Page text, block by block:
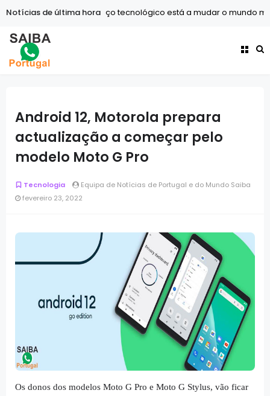
Tecnologia O avanço tecnológico está a mudar o mundo
Notícias de última hora
Android 12, Motorola prepara
actualização a começar pelo
modelo Moto G Pro
Tecnologia
Equipa de Notícias de Portugal e do Mundo Saiba
fevereiro 23, 2022
Os donos dos modelos Moto G Pro e Moto G Stylus, vão ficar